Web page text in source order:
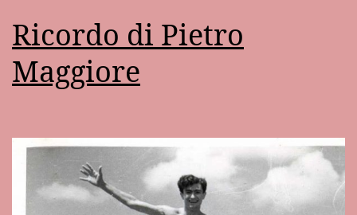
Ricordo di Pietro
Maggiore